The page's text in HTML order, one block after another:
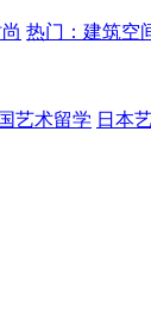
热门：建筑空
艺术留学 日本